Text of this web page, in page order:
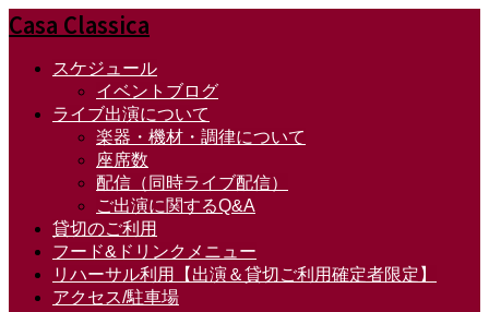
Casa Classica
スケジュール
イベントブログ
ライブ出演について
楽器・機材・調律について
座席数
配信（同時ライブ配信）
ご出演に関するQ&A
貸切のご利用
フード&ドリンクメニュー
リハーサル利用【出演＆貸切ご利用確定者限定】
アクセス/駐車場